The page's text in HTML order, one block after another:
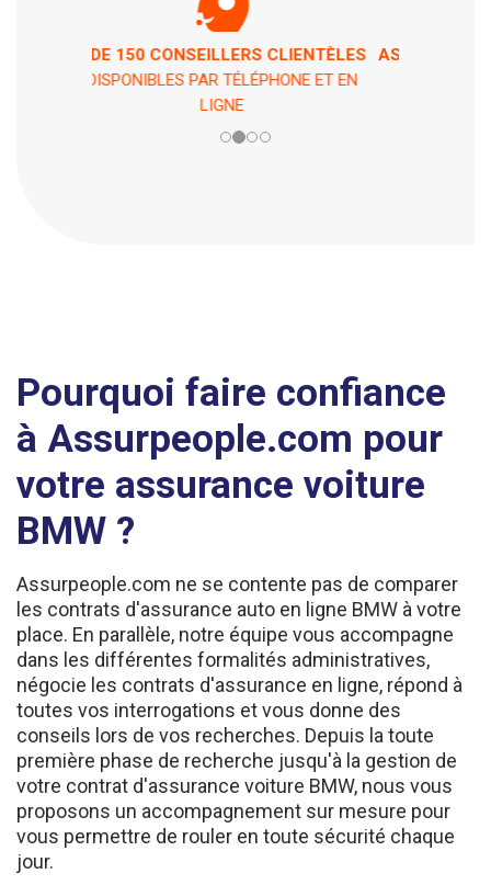
ASSISTANCE 7 JOURS / 7 ET 24H / 24
EN CAS DE PÉPIN !
Pourquoi faire confiance
à Assurpeople.com pour
votre assurance voiture
BMW ?
les contrats d'assurance auto en ligne BMW à votre
place. En parallèle, notre équipe vous accompagne
dans les différentes formalités administratives,
négocie les contrats d'assurance en ligne, répond à
toutes vos interrogations et vous donne des
conseils lors de vos recherches. Depuis la toute
première phase de recherche jusqu'à la gestion de
votre contrat d'assurance voiture BMW, nous vous
proposons un accompagnement sur mesure pour
vous permettre de rouler en toute sécurité chaque
jour.